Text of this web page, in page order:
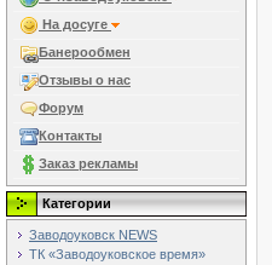
На досуге
Банерообмен
Отзывы о нас
Форум
Контакты
Заказ рекламы
Категории
Заводоуковск NEWS
ТК «Заводоуковское время»